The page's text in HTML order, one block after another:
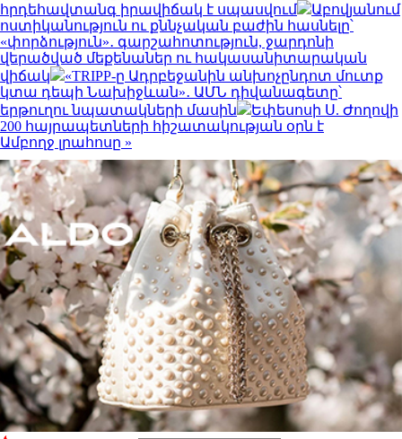
հրդեհավտանգ իրավիճակ է սպասվում
Աբովյանում
ոստիկանություն ու քննչական բաժին հասնելը՝
«փորձություն»․ գարշահոտություն, ջարդոնի
վերածված մեքենաներ ու հակասանիտարական
վիճակ
«TRIPP-ը Ադրբեջանին անխոչընդոտ մուտք
կտա դեպի Նախիջևան»․ ԱՄՆ դիվանագետը՝
երթուղու նպատակների մասին
Եփեսոսի Ս. Ժողովի
200 հայրապետների հիշատակության օրն է
Ամբողջ լրահոսը »